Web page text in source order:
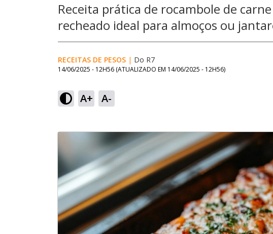
Receita prática de rocambole de
recheado ideal para almoços ou
RECEITAS DE PESOS | Do R7
14/06/2025 - 12H56 (ATUALIZADO EM 14/06/2025 - 12H56)
A+ A-